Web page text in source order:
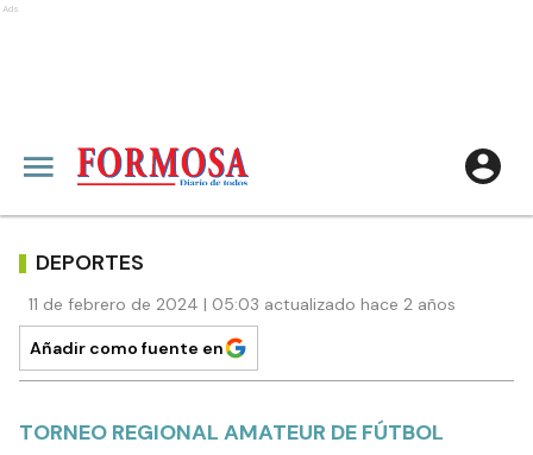
Ads
DEPORTES
11 de febrero de 2024 | 05:03 actualizado hace 2 años
Añadir como fuente en
TORNEO REGIONAL AMATEUR DE FÚTBOL